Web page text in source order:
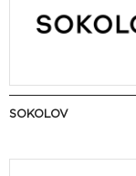
SOKOLOV